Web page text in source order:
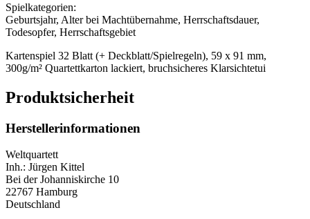
Spielkategorien:
Geburtsjahr, Alter bei Machtübernahme, Herrschaftsdauer,
Todesopfer, Herrschaftsgebiet
Kartenspiel 32 Blatt (+ Deckblatt/Spielregeln), 59 x 91 mm,
300g/m² Quartettkarton lackiert, bruchsicheres Klarsichtetui
Produktsicherheit
Herstellerinformationen
Weltquartett
Inh.: Jürgen Kittel
Bei der Johanniskirche 10
22767 Hamburg
Deutschland